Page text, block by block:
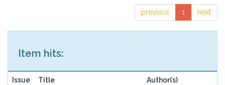
previous 1 next
Item hits:
Issue Title Author(s)